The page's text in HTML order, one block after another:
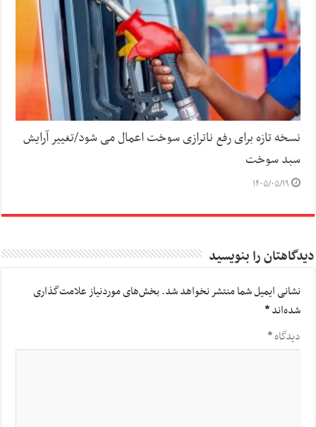
نسخه تازه برای رفع ناترازی سوخت اعمال می شود/تغییر آرایش
سبد سوخت
۱۴۰۵/۰۵/۱۹
دیدگاهتان را بنویسید
نشانی ایمیل شما منتشر نخواهد شد.بخش‌های موردنیاز علامت‌گذاری
شده‌اند*
دیدگاه*